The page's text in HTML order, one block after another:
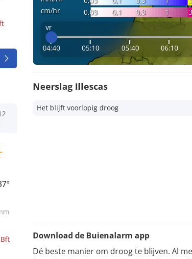
Bft
cm/hr
0,03 0,1 0,3 1
vr
04:40 05:10 05:40 06:10
Neerslag Illescas
Het blijft voorlopig droog
Download de Buienalarm app
Dé beste manier om droog te blijven. Al